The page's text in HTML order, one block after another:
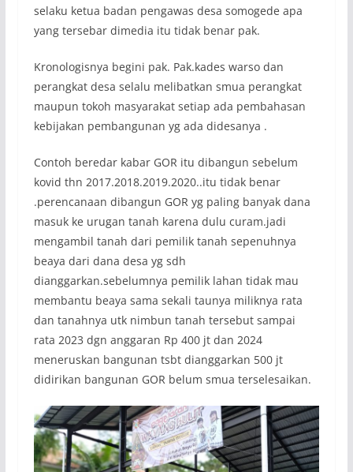
selaku ketua badan pengawas desa somogede apa
yang tersebar dimedia itu tidak benar pak.
Kronologisnya begini pak. Pak.kades warso dan
perangkat desa selalu melibatkan smua perangkat
maupun tokoh masyarakat setiap ada pembahasan
kebijakan pembangunan yg ada didesanya .
Contoh beredar kabar GOR itu dibangun sebelum
kovid thn 2017.2018.2019.2020..itu tidak benar
.perencanaan dibangun GOR yg paling banyak dana
masuk ke urugan tanah karena dulu curam.jadi
mengambil tanah dari pemilik tanah sepenuhnya
beaya dari dana desa yg sdh
dianggarkan.sebelumnya pemilik lahan tidak mau
membantu beaya sama sekali taunya miliknya rata
dan tanahnya utk nimbun tanah tersebut sampai
rata 2023 dgn anggaran Rp 400 jt dan 2024
meneruskan bangunan tsbt dianggarkan 500 jt
didirikan bangunan GOR belum smua terselesaikan.